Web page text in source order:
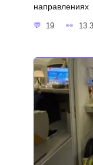
направлениях
19